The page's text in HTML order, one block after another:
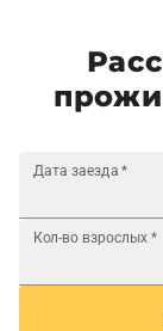
Дата заезда *
Кол-во взрослых *